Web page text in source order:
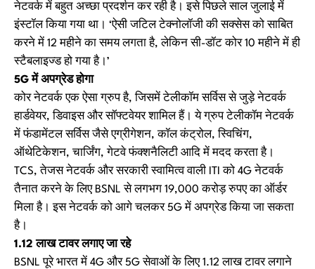
नेटवर्क में बहुत अच्छा प्रदर्शन कर रही है। इसे पिछले साल जुलाई में
इंस्टॉल किया गया था। ‘ऐसी जटिल टेक्नोलॉजी की सक्सेस को साबित
करने में 12 महीने का समय लगता है, लेकिन सी-डॉट कोर 10 महीने में ही
स्टैबलाइज्ड हो गया है।’
5G में अपग्रेड होगा
कोर नेटवर्क एक ऐसा ग्रुप है, जिसमें टेलीकॉम सर्विस से जुड़े नेटवर्क
हार्डवेयर, डिवाइस और सॉफ्टवेयर शामिल हैं। ये ग्रुप टेलीकॉम नेटवर्क
में फंडामेंटल सर्विस जैसे एग्रीगेशन, कॉल कंट्रोल, स्विचिंग,
ऑथेटिकेशन, चार्जिंग, गेटवे फंक्शनैलिटी आदि में मदद करता है।
TCS, तेजस नेटवर्क और सरकारी स्वामित्व वाली ITI को 4G नेटवर्क
तैनात करने के लिए BSNL से लगभग 19,000 करोड़ रुपए का ऑर्डर
मिला है। इस नेटवर्क को आगे चलकर 5G में अपग्रेड किया जा सकता
है।
1.12 लाख टावर लगाए जा रहे
BSNL पूरे भारत में 4G और 5G सेवाओं के लिए 1.12 लाख टावर लगाने